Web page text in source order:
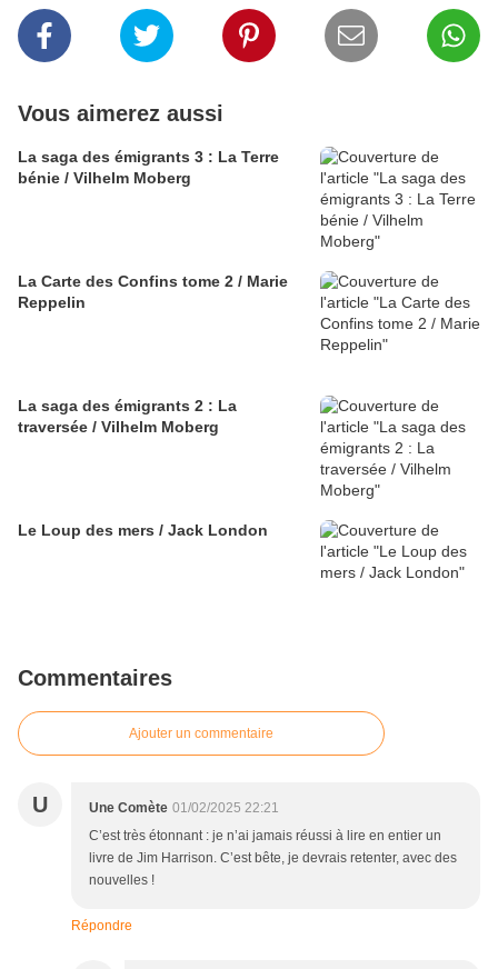
Vous aimerez aussi
La saga des émigrants 3 : La Terre
bénie / Vilhelm Moberg
La Carte des Confins tome 2 / Marie
Reppelin
La saga des émigrants 2 : La
traversée / Vilhelm Moberg
Le Loup des mers / Jack London
Commentaires
Ajouter un commentaire
U Une Comète 01/02/2025 22:21
C’est très étonnant : je n’ai jamais réussi à lire en entier un
livre de Jim Harrison. C’est bête, je devrais retenter, avec des
nouvelles !
Répondre